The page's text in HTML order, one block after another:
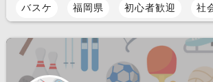
バスケ 福岡県 初心者歓迎 社